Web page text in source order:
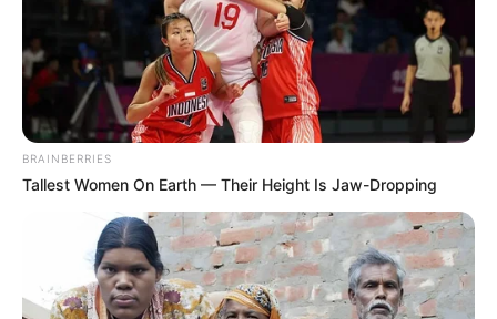
BRAINBERRIES
Tallest Women On Earth — Their Height Is Jaw-Dropping